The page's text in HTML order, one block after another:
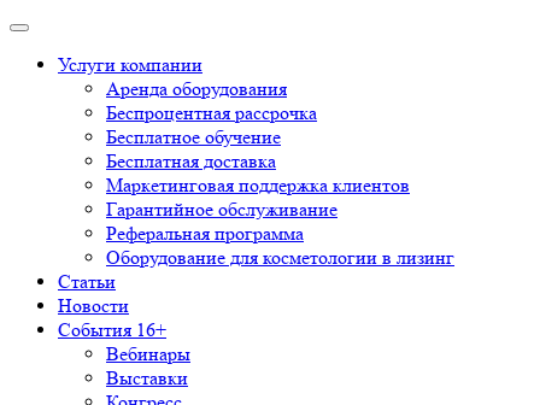
Услуги компании
Аренда оборудования
Беспроцентная рассрочка
Бесплатное обучение
Бесплатная доставка
Маркетинговая поддержка клиентов
Гарантийное обслуживание
Реферальная программа
Оборудование для косметологии в лизинг
Статьи
Новости
События 16+
Вебинары
Выставки